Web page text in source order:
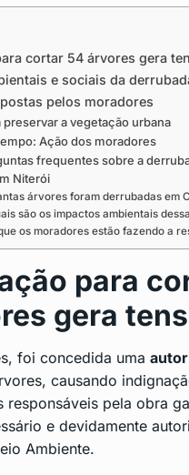
cortar 54 árvores gera
e sociais da
pelos moradores
preservar a vegetação urbana
Ação dos moradores
frequentes sobre a
Niterói
árvores foram derrubadas em
são os impactos ambientais
os moradores estão fazendo a
para
gera
foi concedida uma
causando
responsáveis pela obra
e devidamente
Ambiente.